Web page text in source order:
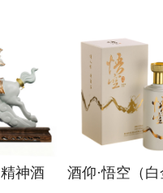
酒仰·悟空（白金版）